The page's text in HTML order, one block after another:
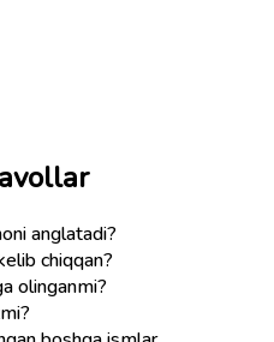
anglatadi?
chiqqan?
olinganmi?